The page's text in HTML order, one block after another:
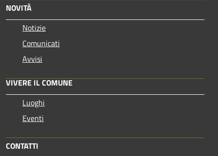
NOVITÀ
Notizie
Comunicati
Avvisi
VIVERE IL COMUNE
Luoghi
Eventi
CONTATTI